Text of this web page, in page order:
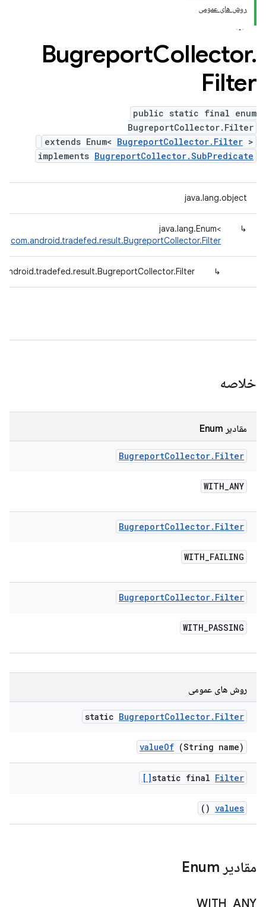
روش های عمومی
BugreportCollector.
Filter
public static final enum
BugreportCollector.Filter
extends Enum< BugreportCollector.Filter >
implements BugreportCollector.SubPredicate
java.lang.object
↳
java.lang.Enum<
com.android.tradefed.result.BugreportCollector.Filter
↳
خلاصه
مقادیر Enum
BugreportCollector. Filter
WITH_ANY
BugreportCollector. Filter
WITH_FAILING
BugreportCollector. Filter
WITH_PASSING
روش های عمومی
static BugreportCollector. Filter
valueOf (String name)
static final Filter[]
values
()
مقادیر Enum
WITH ANY